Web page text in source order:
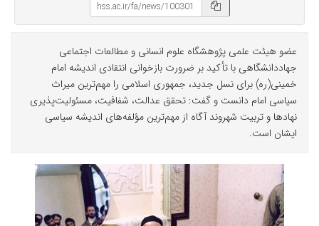
عضو هیئت علمی پژوهشگاه علوم انسانی و مطالعات اجتماعی
جهاددانشگاهی با تأکید بر ضرورت بازخوانی انتقادی اندیشه امام
خمینی(ره) برای نسل جدید، جمهوری اسلامی را مهم‌ترین میراث
سیاسی امام دانست و گفت: تحقق عدالت، شفافیت، مسئولیت‌پذیری
نهادها و تربیت شهروند آگاه از مهم‌ترین مؤلفه‌های اندیشه سیاسی
ایشان است.